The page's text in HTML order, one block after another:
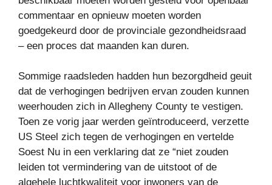
commentaar en opnieuw moeten worden
goedgekeurd door de provinciale gezondheidsraad
– een proces dat maanden kan duren.
Sommige raadsleden hadden hun bezorgdheid geuit
dat de verhogingen bedrijven ervan zouden kunnen
weerhouden zich in Allegheny County te vestigen.
Toen ze vorig jaar werden geïntroduceerd, verzette
US Steel zich tegen de verhogingen en vertelde
Soest Nu in een verklaring dat ze “niet zouden
leiden tot vermindering van de uitstoot of de
algehele luchtkwaliteit voor inwoners van de